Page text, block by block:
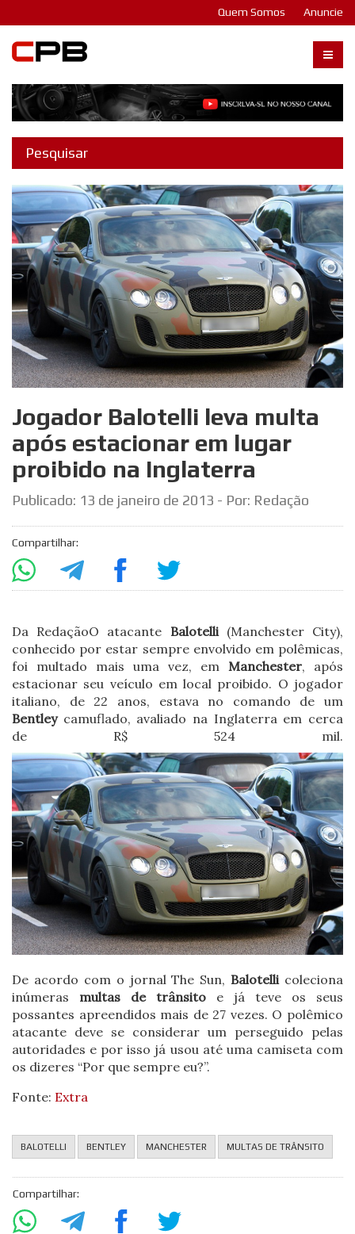
Quem Somos Anuncie
Jogador Balotelli leva multa
após estacionar em lugar
proibido na Inglaterra
Publicado: 13 de janeiro de 2013 - Por: Redação
Compartilhar:
Da RedaçãoO atacante Balotelli(Manchester City),
conhecido por estar sempre envolvido em polêmicas,
foi multado mais uma vez, em Manchester, após
estacionar seu veículo em local proibido. O jogador
italiano, de 22 anos, estava no comando de um
Bentley camuflado, avaliado na Inglaterra em cerca
de R$ 524 mil.
De acordo com o jornal The Sun, Balotellicoleciona
inúmeras multas de trânsito e já teve os seus
possantes apreendidos mais de 27 vezes. O polêmico
atacante deve se considerar um perseguido pelas
autoridades e por isso já usou até uma camiseta com
os dizeres “Por que sempre eu?”.
Fonte: Extra
BALOTELLI BENTLEY MANCHESTER MULTAS DE TRÂNSITO
Compartilhar: